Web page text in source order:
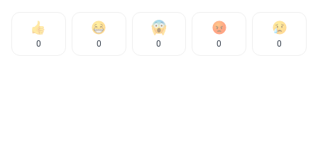
0 0 0 0 0